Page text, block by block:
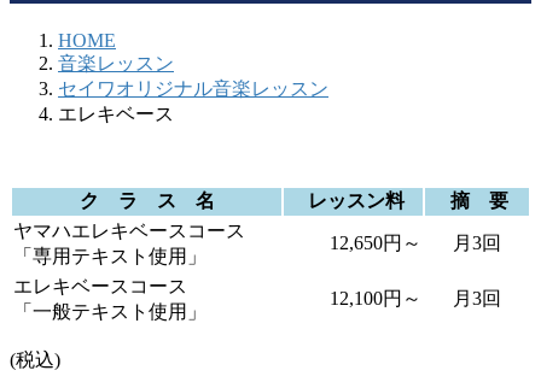
HOME
音楽レッスン
セイワオリジナル音楽レッスン
エレキベース
ク ラ ス 名 レッスン料
摘 要
ヤマハエレキベースコース
「専用テキスト使用」
12,650円～ 月3回
エレキベースコース
「一般テキスト使用」
12,100円～ 月3回
(税込)